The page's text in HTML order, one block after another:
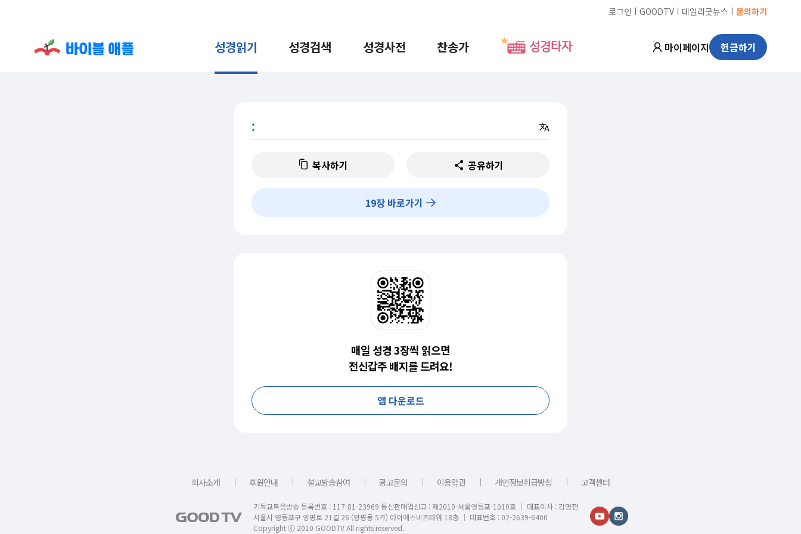
로그인 ㅣ GOODTV ㅣ 데일리굿뉴스 ㅣ 문의하기
성경읽기 성경검색 성경사전 찬송가 성경타자 마이페이지 헌금하기
:
복사하기 공유하기
19장 바로가기
매일 성경 3장씩 읽으면
전신갑주 배지를 드려요!
앱 다운로드
회사소개 ｜ 후원안내 ｜ 설교방송참여 ｜ 광고문의 ｜ 이용약관 ｜ 개인정보취급방침 ｜ 고객센터
기독교복음방송 등록번호 : 117-81-23969 통신판매업신고 : 제2010-서울영등포-1010호 │ 대표이사 : 김명전
서울시 영등포구 양평로 21길 26 (양평동 5가) 아이에스비즈타워 18층 │ 대표번호 : 02-2639-6400
Copyright ⓒ 2010 GOODTV All rights reserved.